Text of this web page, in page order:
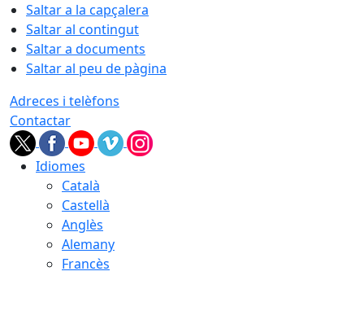
Saltar a la capçalera
Saltar al contingut
Saltar a documents
Saltar al peu de pàgina
Adreces i telèfons
Contactar
Idiomes
Català
Castellà
Anglès
Alemany
Francès